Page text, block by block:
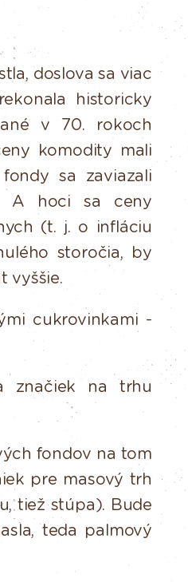
doslova sa viac
historicky
v 70. rokoch
komodity mali
fondy sa zaviazali
A hocisa ceny
(t. j. o infláciu
storočia, by
vyššie.
cukrovinkami -
značiek na trhu
fondov na tom
pre masový trh
tiež stúpa). Bude
teda palmový